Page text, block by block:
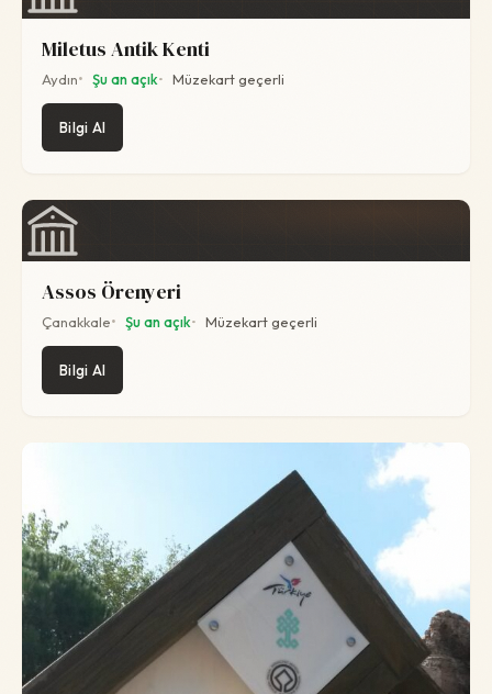
Miletus Antik Kenti
Aydın Şu an açık Müzekart geçerli
Bilgi Al
Assos Örenyeri
Çanakkale Şu an açık Müzekart geçerli
Bilgi Al